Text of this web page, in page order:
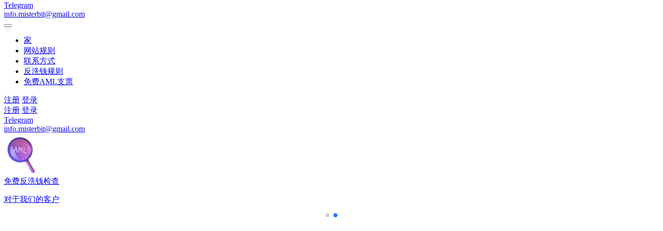
Telegram
info.misterbit@gmail.com
家
网站规则
联系方式
反洗钱规则
免费AML支票
注册 登录
注册 登录
Telegram
info.misterbit@gmail.com
免费反洗钱检查
对于我们的客户